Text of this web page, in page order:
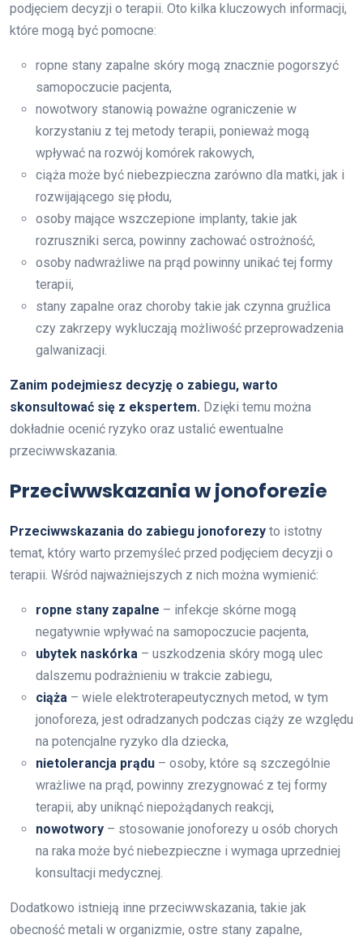
podjęciem decyzji o terapii. Oto kilka kluczowych informacji,
które mogą być pomocne:
ropne stany zapalne skóry mogą znacznie pogorszyć
samopoczucie pacjenta,
nowotwory stanowią poważne ograniczenie w
korzystaniu z tej metody terapii, ponieważ mogą
wpływać na rozwój komórek rakowych,
ciąża może być niebezpieczna zarówno dla matki, jak i
rozwijającego się płodu,
osoby mające wszczepione implanty, takie jak
rozruszniki serca, powinny zachować ostrożność,
osoby nadwrażliwe na prąd powinny unikać tej formy
terapii,
stany zapalne oraz choroby takie jak czynna gruźlica
czy zakrzepy wykluczają możliwość przeprowadzenia
galwanizacji.
Zanim podejmiesz decyzję o zabiegu, warto
skonsultować się z ekspertem. Dzięki temu można
dokładnie ocenić ryzyko oraz ustalić ewentualne
przeciwwskazania.
Przeciwwskazania w jonoforezie
Przeciwwskazania do zabiegu jonoforezy to istotny
temat, który warto przemyśleć przed podjęciem decyzji o
terapii. Wśród najważniejszych z nich można wymienić:
ropne stany zapalne – infekcje skórne mogą
negatywnie wpływać na samopoczucie pacjenta,
ubytek naskórka – uszkodzenia skóry mogą ulec
dalszemu podrażnieniu w trakcie zabiegu,
ciąża – wiele elektroterapeutycznych metod, w tym
jonoforeza, jest odradzanych podczas ciąży ze względu
na potencjalne ryzyko dla dziecka,
nietolerancja prądu – osoby, które są szczególnie
wrażliwe na prąd, powinny zrezygnować z tej formy
terapii, aby uniknąć niepożądanych reakcji,
nowotwory – stosowanie jonoforezy u osób chorych
na raka może być niebezpieczne i wymaga uprzedniej
konsultacji medycznej.
Dodatkowo istnieją inne przeciwwskazania, takie jak
obecność metali w organizmie, ostre stany zapalne,